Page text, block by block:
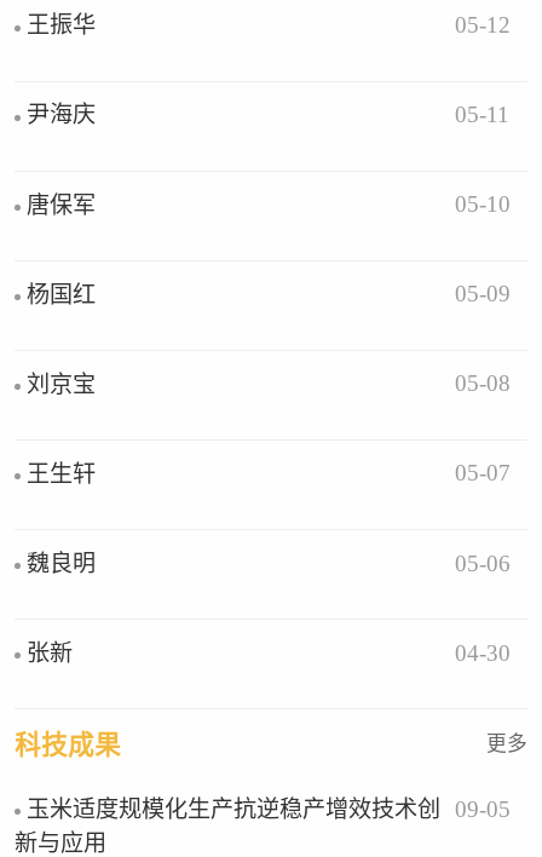
王振华 05-12
尹海庆 05-11
唐保军 05-10
杨国红 05-09
刘京宝 05-08
王生轩 05-07
魏良明 05-06
张新 04-30
科技成果 更多
玉米适度规模化生产抗逆稳产增效技术创
新与应用
09-05